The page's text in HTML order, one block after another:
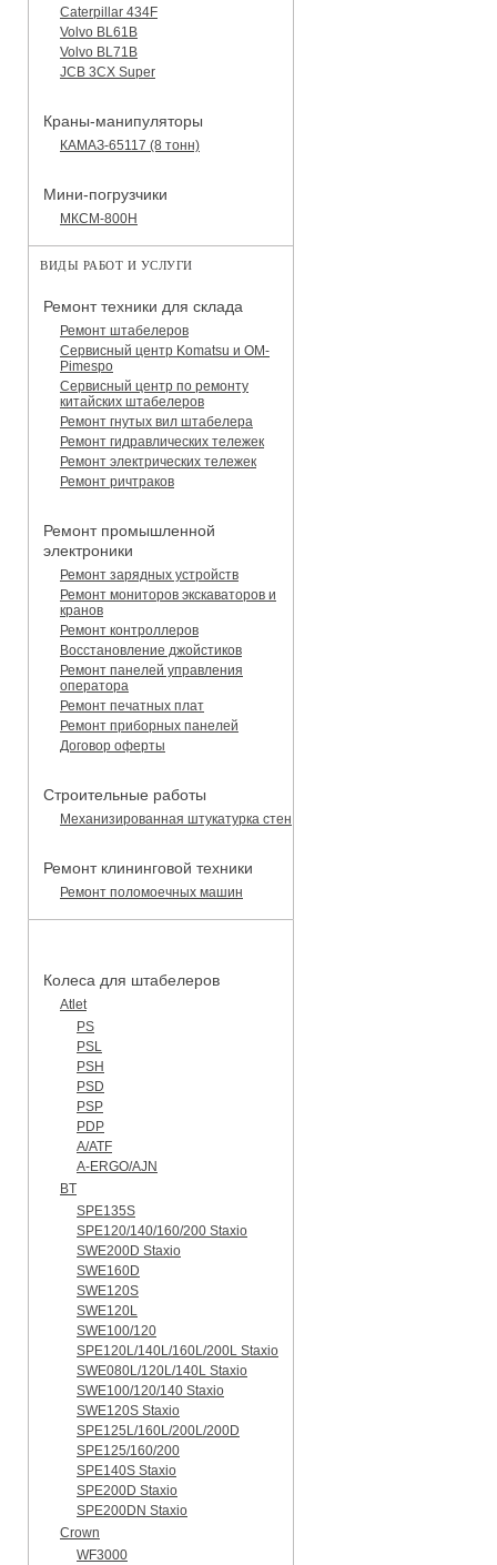
Caterpillar 434F
Volvo BL61B
Volvo BL71B
JCB 3CX Super
Краны-манипуляторы
КАМАЗ-65117 (8 тонн)
Мини-погрузчики
МКСМ-800H
ВИДЫ РАБОТ И УСЛУГИ
Ремонт техники для склада
Ремонт штабелеров
Сервисный центр Komatsu и OM-
Pimespo
Сервисный центр по ремонту
китайских штабелеров
Ремонт гнутых вил штабелера
Ремонт гидравлических тележек
Ремонт электрических тележек
Ремонт ричтраков
Ремонт промышленной
электроники
Ремонт зарядных устройств
Ремонт мониторов экскаваторов и
кранов
Ремонт контроллеров
Восстановление джойстиков
Ремонт панелей управления
оператора
Ремонт печатных плат
Ремонт приборных панелей
Договор оферты
Строительные работы
Механизированная штукатурка стен
Ремонт клининговой техники
Ремонт поломоечных машин
Колеса для штабелеров
Atlet
PS
PSL
PSH
PSD
PSP
PDP
A/ATF
A-ERGO/AJN
BT
SPE135S
SPE120/140/160/200 Staxio
SWE200D Staxio
SWE160D
SWE120S
SWE120L
SWE100/120
SPE120L/140L/160L/200L Staxio
SWE080L/120L/140L Staxio
SWE100/120/140 Staxio
SWE120S Staxio
SPE125L/160L/200L/200D
SPE125/160/200
SPE140S Staxio
SPE200D Staxio
SPE200DN Staxio
Crown
WF3000